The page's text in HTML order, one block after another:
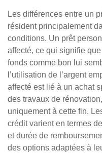
Les différences entre un
résident principalement
conditions. Un prêt
affecté, ce qui signifie
fonds comme bon lui
l’utilisation de l’argent
affecté est lié à un achat
des travaux de
uniquement à cette fin.
crédit varient en termes
et durée de
des options adaptées à